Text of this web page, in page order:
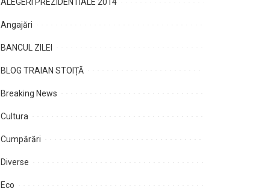
ALEGERI PREZIDENTIALE 2014
Angajări
BANCUL ZILEI
BLOG TRAIAN STOIȚĂ
Breaking News
Cultura
Cumpărări
Diverse
Eco